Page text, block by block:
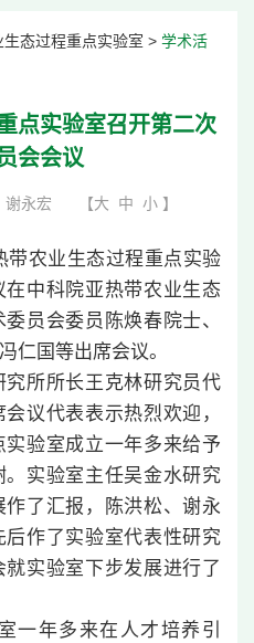
生态过程重点实验室 > 学术活
点实验室召开第二次
会会议
谢永宏 【大 中 小 】
带农业生态过程重点实验
中科院亚热带农业生态
员会委员陈焕春院士、
仁国等出席会议。
所所长王克林研究员代
议代表表示热烈欢迎，
验室成立一年多来给予
实验室主任吴金水研究
了汇报，陈洪松、谢永
作了实验室代表性研究
实验室下步发展进行了
一年多来在人才培养引